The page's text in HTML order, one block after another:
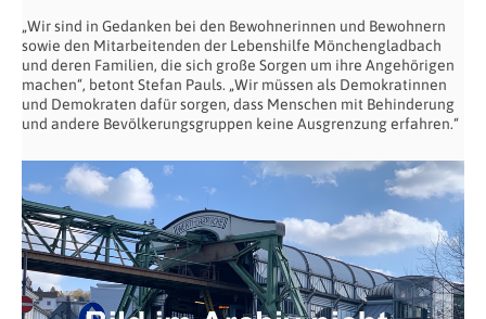
„Wir sind in Gedanken bei den Bewohnerinnen und Bewohnern
sowie den Mitarbeitenden der Lebenshilfe Mönchengladbach
und deren Familien, die sich große Sorgen um ihre Angehörigen
machen“, betont Stefan Pauls. „Wir müssen als Demokratinnen
und Demokraten dafür sorgen, dass Menschen mit Behinderung
und andere Bevölkerungsgruppen keine Ausgrenzung erfahren.“